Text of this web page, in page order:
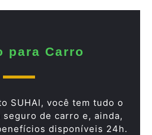
para Carro
SUHAI, você tem tudo o
de carro e, ainda,
disponíveis 24h.